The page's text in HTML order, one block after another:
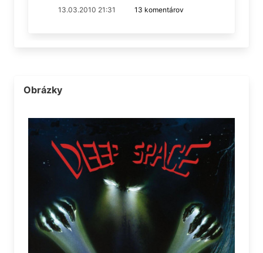
13.03.2010 21:31 13 komentárov
Obrázky